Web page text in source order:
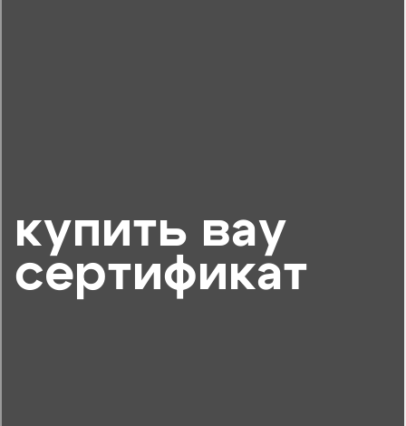
купить вау
сертификат